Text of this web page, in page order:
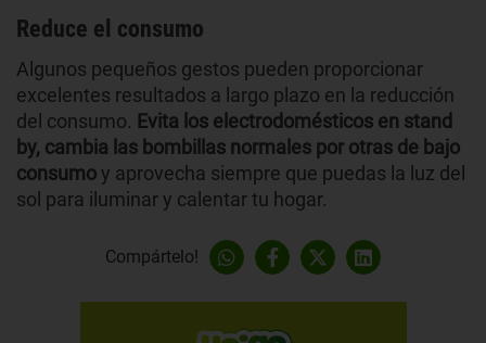
Reduce el consumo
Algunos pequeños gestos pueden proporcionar
excelentes resultados a largo plazo en la reducción
del consumo. Evita los electrodomésticos en stand
by, cambia las bombillas normales por otras de bajo
consumoy aprovecha siempre que puedas la luz del
sol para iluminar y calentar tu hogar.
Compártelo!